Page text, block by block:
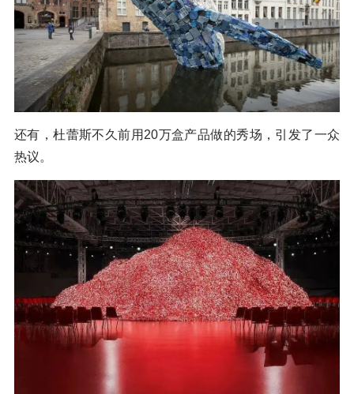
还有，杜蕾斯不久前用20万盒产品做的秀场，引发了一众
热议。